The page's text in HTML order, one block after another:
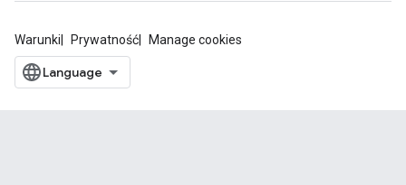
Warunki Prywatność Manage cookies